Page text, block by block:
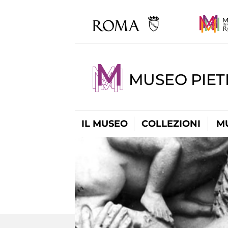
MUSEO
IL MUSEO COLLEZIONI